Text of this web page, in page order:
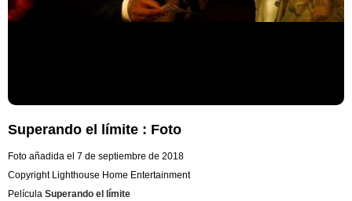
Superando el límite : Foto
Foto añadida el 7 de septiembre de 2018
Copyright Lighthouse Home Entertainment
Película Superando el límite